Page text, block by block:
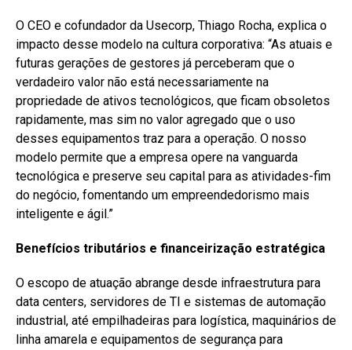
O CEO e cofundador da Usecorp, Thiago Rocha, explica o
impacto desse modelo na cultura corporativa: “As atuais e
futuras gerações de gestores já perceberam que o
verdadeiro valor não está necessariamente na
propriedade de ativos tecnológicos, que ficam obsoletos
rapidamente, mas sim no valor agregado que o uso
desses equipamentos traz para a operação. O nosso
modelo permite que a empresa opere na vanguarda
tecnológica e preserve seu capital para as atividades-fim
do negócio, fomentando um empreendedorismo mais
inteligente e ágil.”
Benefícios tributários e financeirização estratégica
O escopo de atuação abrange desde infraestrutura para
data centers, servidores de TI e sistemas de automação
industrial, até empilhadeiras para logística, maquinários de
linha amarela e equipamentos de segurança para